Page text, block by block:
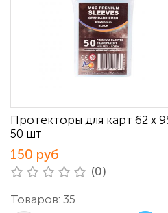
Протекторы для карт 62 х
50 шт
150 руб
(0)
Товаров: 35